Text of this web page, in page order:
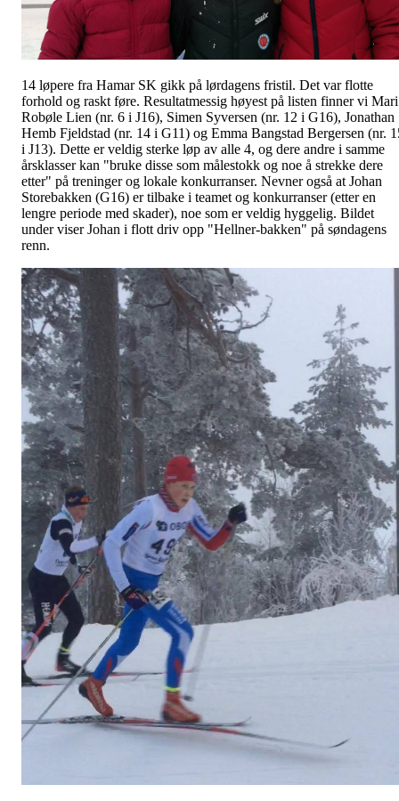
14 løpere fra Hamar SK gikk på lørdagens fristil. Det var flotte
forhold og raskt føre. Resultatmessig høyest på listen finner vi Mari
Robøle Lien (nr. 6 i J16), Simen Syversen (nr. 12 i G16), Jonathan
Hemb Fjeldstad (nr. 14 i G11) og Emma Bangstad Bergersen (nr.
i J13). Dette er veldig sterke løp av alle 4, og dere andre i samme
årsklasser kan "bruke disse som målestokk og noe å strekke dere
etter" på treninger og lokale konkurranser. Nevner også at Johan
Storebakken (G16) er tilbake i teamet og konkurranser (etter en
lengre periode med skader), noe som er veldig hyggelig. Bildet
under viser Johan i flott driv opp "Hellner-bakken" på søndagens
renn.